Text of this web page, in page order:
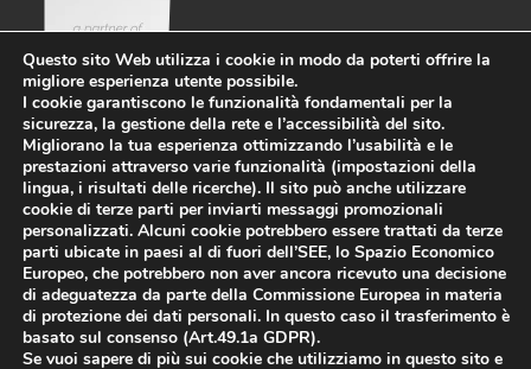
Azienda Eco-sostenibilità Lavora con noi
PRIVACY POLICY-
WHISTLEBLOWING-COOKIES
Informazioni legali
Questo sito Web utilizza i cookie in modo da poterti offrire la
migliore esperienza utente possibile.
I cookie garantiscono le funzionalità fondamentali per la
sicurezza, la gestione della rete e l’accessibilità del sito.
Migliorano la tua esperienza ottimizzando l’usabilità e le
prestazioni attraverso varie funzionalità (impostazioni della
lingua, i risultati delle ricerche). Il sito può anche utilizzare
cookie di terze parti per inviarti messaggi promozionali
personalizzati. Alcuni cookie potrebbero essere trattati da terze
parti ubicate in paesi al di fuori dell’SEE, lo Spazio Economico
Europeo, che potrebbero non aver ancora ricevuto una decisione
di adeguatezza da parte della Commissione Europea in materia
di protezione dei dati personali. In questo caso il trasferimento è
basato sul consenso (Art.49.1a GDPR).
Se vuoi sapere di più sui cookie che utilizziamo in questo sito e